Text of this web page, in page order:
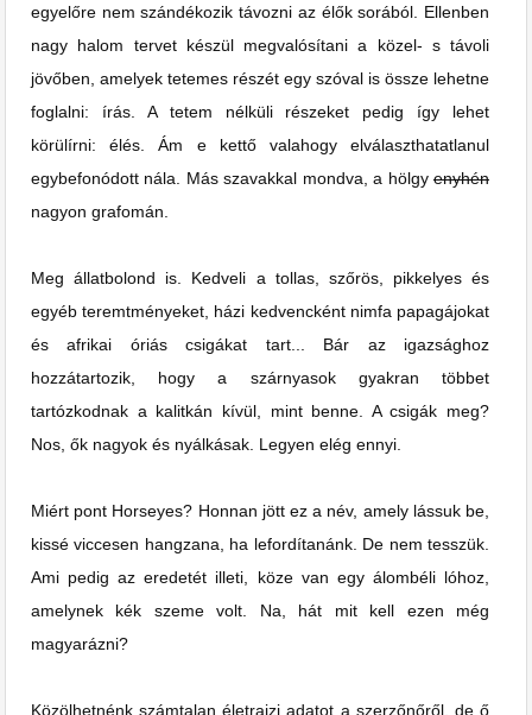
egyelőre nem szándékozik távozni az élők sorából. Ellenben
nagy halom tervet készül megvalósítani a közel- s távoli
jövőben, amelyek tetemes részét egy szóval is össze lehetne
foglalni: írás. A tetem nélküli részeket pedig így lehet
körülírni: élés. Ám e kettő valahogy elválaszthatatlanul
egybefonódott nála. Más szavakkal mondva, a hölgy enyhén
nagyon grafomán.
Meg állatbolond is. Kedveli a tollas, szőrös, pikkelyes és
egyéb teremtményeket, házi kedvencként nimfa papagájokat
és afrikai óriás csigákat tart... Bár az igazsághoz
hozzátartozik, hogy a szárnyasok gyakran többet
tartózkodnak a kalitkán kívül, mint benne. A csigák meg?
Nos, ők nagyok és nyálkásak. Legyen elég ennyi.
Miért pont Horseyes? Honnan jött ez a név, amely lássuk be,
kissé viccesen hangzana, ha lefordítanánk. De nem tesszük.
Ami pedig az eredetét illeti, köze van egy álombéli lóhoz,
amelynek kék szeme volt. Na, hát mit kell ezen még
magyarázni?
Közölhetnénk számtalan életrajzi adatot a szerzőnőről, de ő